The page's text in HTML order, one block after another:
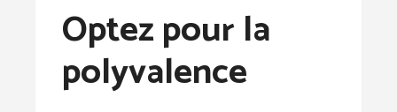
Optez pour la
polyvalence